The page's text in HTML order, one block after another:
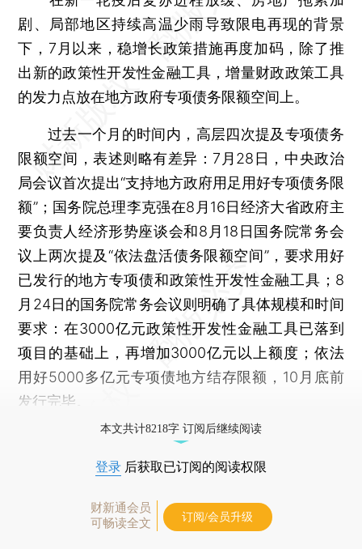
剧、局部地区持续高温少雨导致限电再现的背景
下，7月以来，稳增长政策措施再度加码，除了推
出新的政策性开发性金融工具，增量财政政策工具
的发力点放在地方政府专项债务限额空间上。
过去一个月的时间内，高层四次提及专项债务
限额空间，表述则略有差异：7月28日，中央政治
局会议首次提出“支持地方政府用足用好专项债务限
额”；国务院总理李克强在8月16日经济大省政府主
要负责人经济形势座谈会和8月18日国务院常务会
议上两次提及“依法盘活债务限额空间”，要求用好
已发行的地方专项债和政策性开发性金融工具；8
月24日的国务院常务会议则明确了具体规模和时间
要求：在3000亿元政策性开发性金融工具已落到
项目的基础上，再增加3000亿元以上额度；依法
用好5000多亿元专项债地方结存限额，10月底前
发行完毕。
本文共计8218字 订阅后继续阅读
登录 后获取已订阅的阅读权限
财新通会员
可畅读全文
订阅/会员升级